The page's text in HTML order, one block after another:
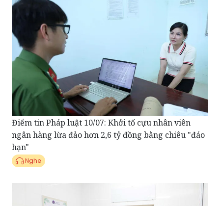
Điểm tin Pháp luật 10/07: Khởi tố cựu nhân viên
ngân hàng lừa đảo hơn 2,6 tỷ đồng bằng chiêu "đáo
hạn"
Nghe